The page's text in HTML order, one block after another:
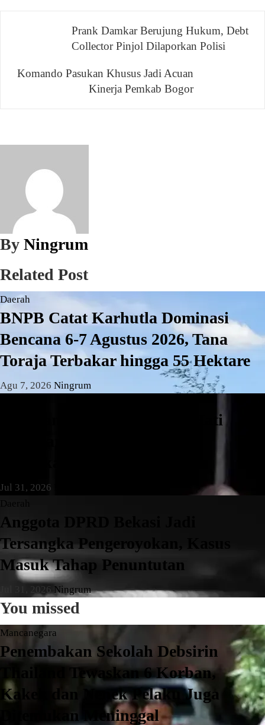
NavigasiPrank Damkar Berujung Hukum, Debt
Collector Pinjol Dilaporkan Polisi
Komando Pasukan Khusus Jadi Acuan
Kinerja Pemkab Bogor
By Ningrum
Related Post
Daerah
BNPB Catat Karhutla Dominasi
Bencana 6-7 Agustus 2026, Tana
Toraja Terbakar hingga 55 Hektare
Agu 7, 2026 Ningrum
Pengganjal ATM RS Buah Hati
Jul 31, 2026
Anggota DPRD Bekasi Jadi
Tersangka Pengeroyokan, Kasus
Masuk Tahap Penuntutan
Jul 31, 2026 Ningrum
You missed
Mancanegara
Penembakan Sekolah Debsirin
Thailand Tewaskan 6 Korban,
Kakek dan Nenek Pelaku Juga
Ditemukan Meninggal